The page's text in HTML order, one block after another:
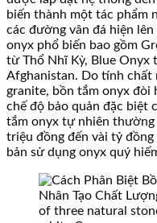
biến thành một tác phẩm
các đường vân đá hiện
onyx phổ biến bao gồm
từ Thổ Nhĩ Kỳ, Blue
Afghanistan. Do tính chất
granite, bồn tắm onyx đòi
chế độ bảo quản đặc biệt
tắm onyx tự nhiên thường
triệu đồng đến vài tỷ
bản sử dụng onyx quý